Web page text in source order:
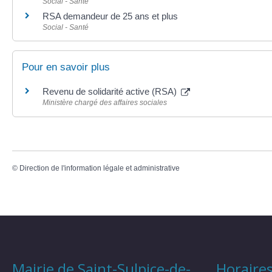
RSA demandeur de 25 ans et plus
Social - Santé
Pour en savoir plus
Revenu de solidarité active (RSA)
Ministère chargé des affaires sociales
© Direction de l'information légale et administrative